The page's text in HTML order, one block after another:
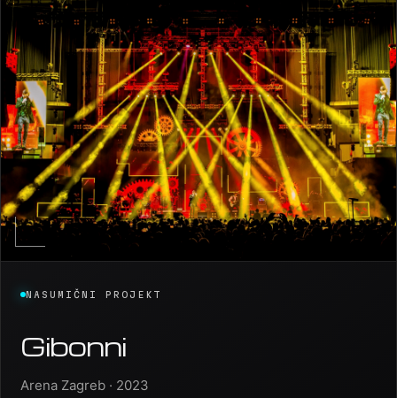
NASUMIČNI PROJEKT
Gibonni
Arena Zagreb · 2023